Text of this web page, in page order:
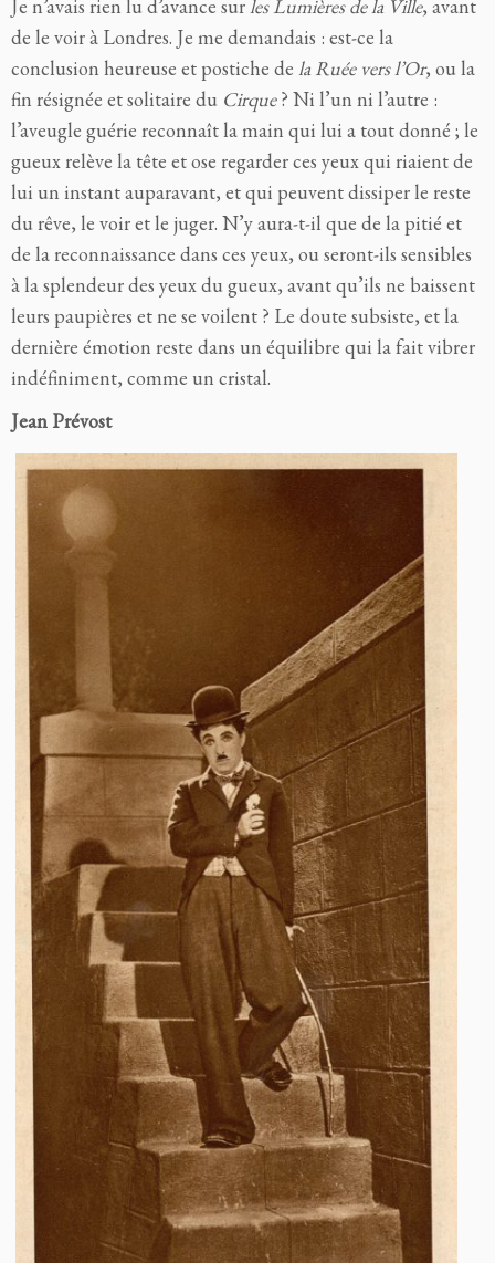
Je n’avais rien lu d’avance surles Lumières de la Ville, avant
de le voir à Londres. Je me demandais : est-ce la
conclusion heureuse et postiche de la Ruée vers l’Or, ou la
fin résignée et solitaire du Cirque? Ni l’un ni l’autre :
l’aveugle guérie reconnaît la main qui lui a tout donné ; le
gueux relève la tête et ose regarder ces yeux qui riaient de
lui un instant auparavant, et qui peuvent dissiper le reste
du rêve, le voir et le juger. N’y aura-t-il que de la pitié et
de la reconnaissance dans ces yeux, ou seront-ils sensibles
à la splendeur des yeux du gueux, avant qu’ils ne baissent
leurs paupières et ne se voilent ? Le doute subsiste, et la
dernière émotion reste dans un équilibre qui la fait vibrer
indéfiniment, comme un cristal.
Jean Prévost